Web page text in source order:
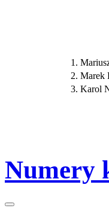
1.
2. Marek
3. Karol
Numery